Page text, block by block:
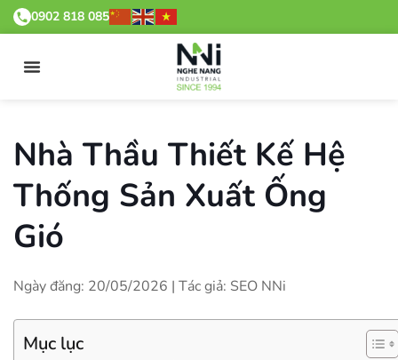
0902 818 085
Nhà Thầu Thiết Kế Hệ
Thống Sản Xuất Ống
Gió
Ngày đăng: 20/05/2026 | Tác giả: SEO NNi
Mục lục